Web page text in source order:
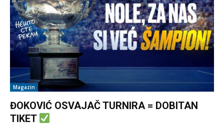
Magazin
ĐOKOVIĆ OSVAJAČ TURNIRA = DOBITAN
TIKET